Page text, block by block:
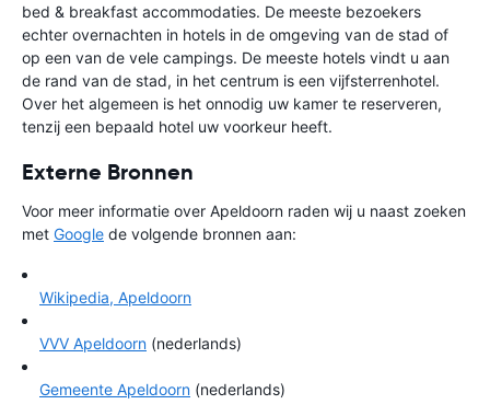
bed & breakfast accommodaties. De meeste bezoekers
echter overnachten in hotels in de omgeving van de stad of
op een van de vele campings. De meeste hotels vindt u aan
de rand van de stad, in het centrum is een vijfsterrenhotel.
Over het algemeen is het onnodig uw kamer te reserveren,
tenzij een bepaald hotel uw voorkeur heeft.
Externe Bronnen
Voor meer informatie over Apeldoorn raden wij u naast zoeken
met Google de volgende bronnen aan:
Wikipedia, Apeldoorn
VVV Apeldoorn (nederlands)
Gemeente Apeldoorn (nederlands)